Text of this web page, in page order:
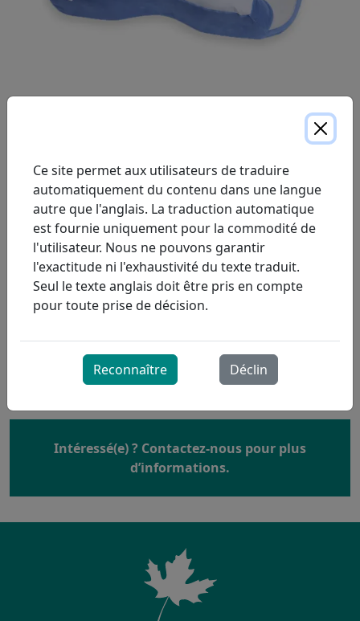
Réduit le décalage du masque et les interférences
réveillent
Prévient la sécheresse des yeux, de la bouche et du
nez
Réduit les rides et les rougeurs du visage
Fournit un alignement orthopédique pour une
meilleure circulation de l'air
Fonctionne avec toutes les principales marques et
styles de masques
dormant sur le côté, sur le dos ou sur le ventre
Intéressé(e) ? Contactez-nous pour plus
d’informations.
Ce site permet aux utilisateurs de traduire
automatiquement du contenu dans une langue
autre que l'anglais. La traduction automatique
est fournie uniquement pour la commodité de
l'utilisateur. Nous ne pouvons garantir
l'exactitude ni l'exhaustivité du texte traduit.
Seul le texte anglais doit être pris en compte
pour toute prise de décision.
Reconnaître Déclin